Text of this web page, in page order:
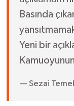
Basında
Yeni bir
— Sezai